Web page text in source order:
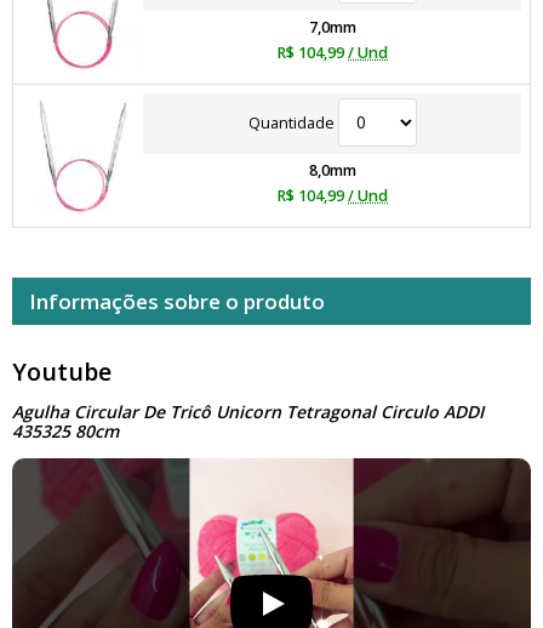
7,0mm
R$ 104,99/ Und
Quantidade
8,0mm
R$ 104,99/ Und
Informações sobre o produto
Youtube
Agulha Circular De Tricô Unicorn Tetragonal Circulo ADDI
435325 80cm